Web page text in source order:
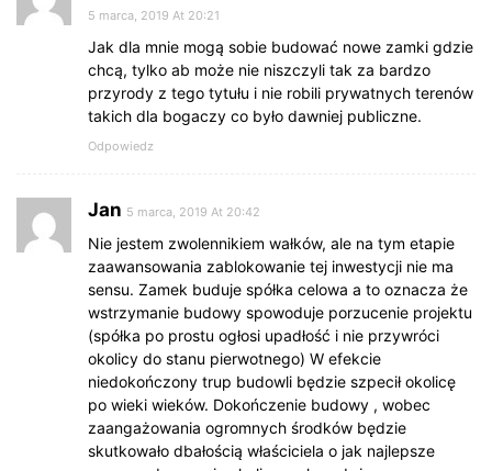
5 marca, 2019 At 20:21
Jak dla mnie mogą sobie budować nowe zamki gdzie
chcą, tylko ab może nie niszczyli tak za bardzo
przyrody z tego tytułu i nie robili prywatnych terenów
takich dla bogaczy co było dawniej publiczne.
Odpowiedz
Jan 5 marca, 2019 At 20:42
Nie jestem zwolennikiem wałków, ale na tym etapie
zaawansowania zablokowanie tej inwestycji nie ma
sensu. Zamek buduje spółka celowa a to oznacza że
wstrzymanie budowy spowoduje porzucenie projektu
(spółka po prostu ogłosi upadłość i nie przywróci
okolicy do stanu pierwotnego) W efekcie
niedokończony trup budowli będzie szpecił okolicę
po wieki wieków. Dokończenie budowy , wobec
zaangażowania ogromnych środków będzie
skutkowało dbałością właściciela o jak najlepsze